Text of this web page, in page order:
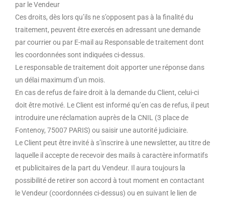
par le Vendeur
Ces droits, dès lors qu’ils ne s’opposent pas à la finalité du
traitement, peuvent être exercés en adressant une demande
par courrier ou par E-mail au Responsable de traitement dont
les coordonnées sont indiquées ci-dessus.
Le responsable de traitement doit apporter une réponse dans
un délai maximum d’un mois.
En cas de refus de faire droit à la demande du Client, celui-ci
doit être motivé. Le Client est informé qu’en cas de refus, il peut
introduire une réclamation auprès de la CNIL (3 place de
Fontenoy, 75007 PARIS) ou saisir une autorité judiciaire.
Le Client peut être invité à s’inscrire à une newsletter, au titre de
laquelle il accepte de recevoir des mails à caractère informatifs
et publicitaires de la part du Vendeur. Il aura toujours la
possibilité de retirer son accord à tout moment en contactant
le Vendeur (coordonnées ci-dessus) ou en suivant le lien de